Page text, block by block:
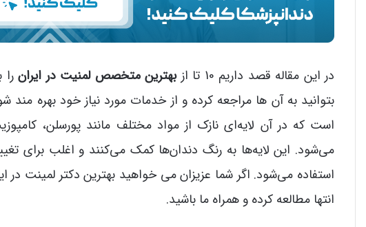
در این مقاله قصد داریم 10 تا از بهترین متخصص لمنیت در ایران
بتوانید به آن ها مراجعه کرده و از خدمات مورد نیاز خود بهره
است که در آن لایه‌ای نازک از مواد مختلف مانند پورسلن،
می‌شود. این لایه‌ها به رنگ دندان‌ها کمک می‌کنند و اغلب برای
استفاده می‌شود. اگر شما عزیزان می خواهید بهترین دکتر لمینت در
انتها مطالعه کرده و همراه ما باشید.